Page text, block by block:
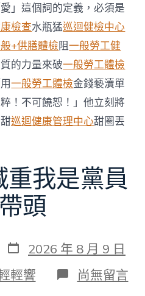
后
往
世〉
中
」這個詞的定義，必須是
檢查水瓶猛巡迴健檢中心
+供膳體檢阻一般勞工健
的力量來破一般勞工體檢
一般勞工體檢金錢褻瀆單
！不可饒恕！」他立刻將
巡迴健康管理中心甜圈丟
我是黨員
頭
發
表
日
期
2026 年 8 月 9 日
輕響 在
〈森
尚無留言